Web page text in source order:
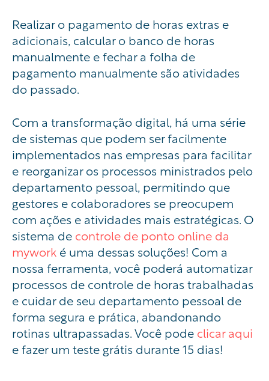
Realizar o pagamento de horas extras e
adicionais, calcular o banco de horas
manualmente e fechar a folha de
pagamento manualmente são atividades
do passado.
Com a transformação digital, há uma série
de sistemas que podem ser facilmente
implementados nas empresas para facilitar
e reorganizar os processos ministrados pelo
departamento pessoal, permitindo que
gestores e colaboradores se preocupem
com ações e atividades mais estratégicas. O
sistema de controle de ponto online da
mywork é uma dessas soluções! Com a
nossa ferramenta, você poderá automatizar
processos de controle de horas trabalhadas
e cuidar de seu departamento pessoal de
forma segura e prática, abandonando
rotinas ultrapassadas. Você pode clicar aqui
e fazer um teste grátis durante 15 dias!